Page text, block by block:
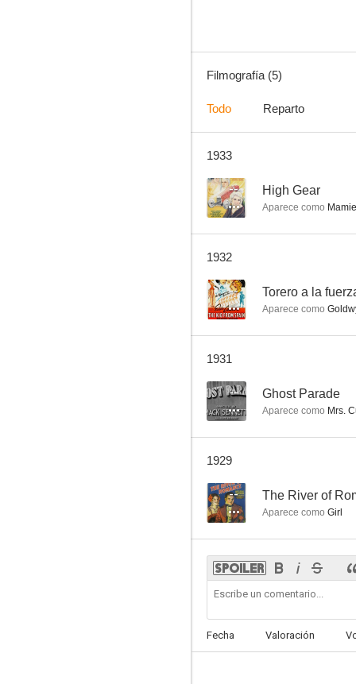
Filmografía (5)
Todo Reparto
1933
-- High Gear
Aparece como Mamie
1932
-- Torero a la
Aparece como
1931
-- Ghost Parade
Aparece como Mrs.
1929
-- The River of
Aparece como Girl
Fecha Valoración